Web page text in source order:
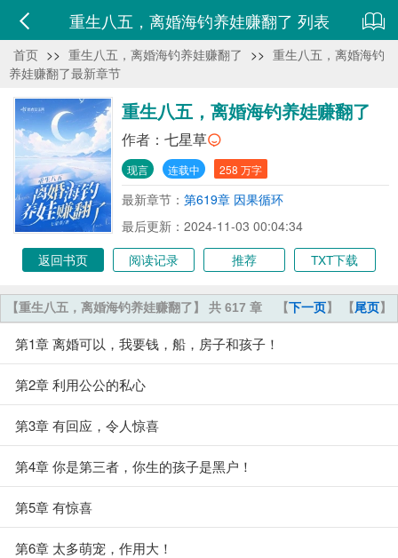
重生八五，离婚海钓养娃赚翻了 列表
首页 >> 重生八五，离婚海钓养娃赚翻了 >> 重生八五，离婚海钓
养娃赚翻了最新章节
重生八五，离婚海钓养娃赚翻了
作者： 七星草
现言 连载中 258 万字
最新章节： 第619章 因果循环
最后更新：2024-11-03 00:04:34
返回书页
阅读记录 推荐 TXT下载
【下一页】 【尾页】
【重生八五，离婚海钓养娃赚翻了】 共 617 章
第1章 离婚可以，我要钱，船，房子和孩子！
第2章 利用公公的私心
第3章 有回应，令人惊喜
第4章 你是第三者，你生的孩子是黑户！
第5章 有惊喜
第6章 太多萌宠，作用大！